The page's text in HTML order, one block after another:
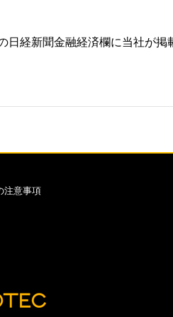
日経新聞金融経済欄に当社が掲
注意事項